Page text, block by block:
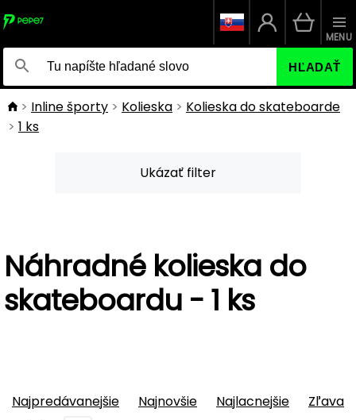
HĽADAŤ
MENU
Inline športy Kolieska
Kolieska do skateboarde
1 ks
Ukázať filter
Náhradné kolieska do
skateboardu - 1 ks
Najpredávanejšie Najnovšie Najlacnejšie
Zľava